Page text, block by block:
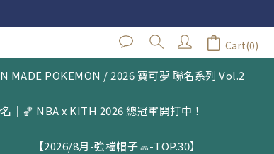
Cart(0)
MADE POKEMON / 2026 寶可夢 聯名系列 Vol.2
｜🏀 NBA x KITH 2026 總冠軍開打中！
【2026/8月-強檔帽子🧢-TOP.30】